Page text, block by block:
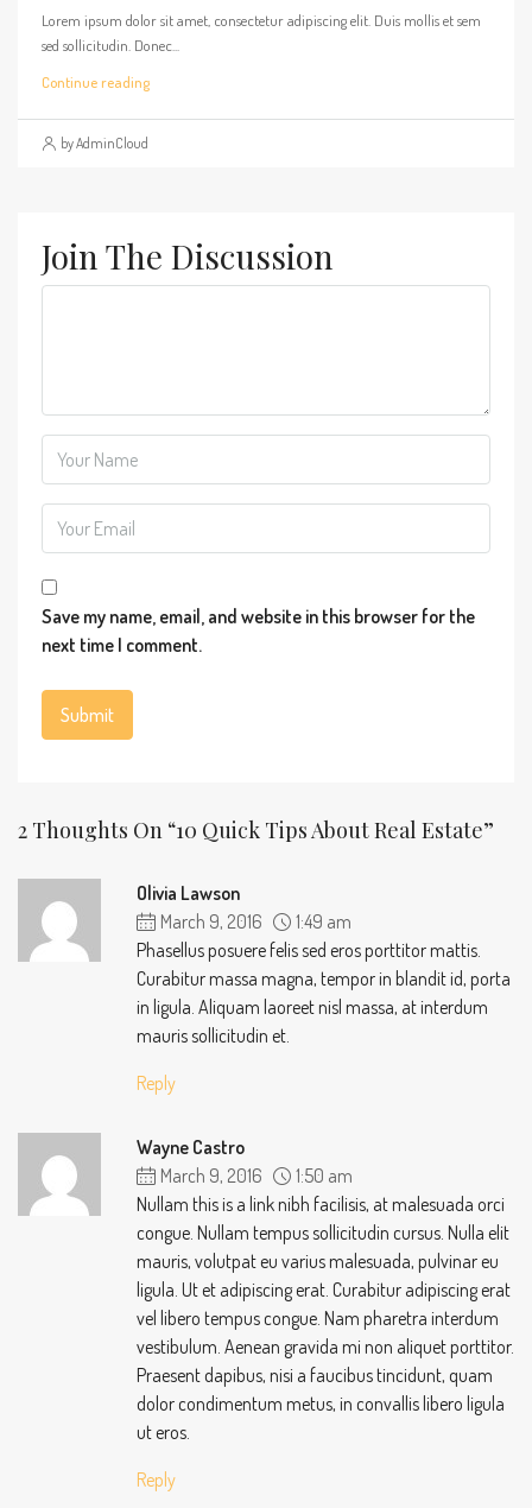
Lorem ipsum dolor sit amet, consectetur adipiscing elit. Duis mollis et sem
sed sollicitudin. Donec...
Continue reading
by AdminCloud
Join The Discussion
Save my name, email, and website in this browser for the
next time I comment.
2 Thoughts On “10 Quick Tips About Real Estate”
Olivia Lawson
March 9, 2016
1:49 am
Phasellus posuere felis sed eros porttitor mattis.
Curabitur massa magna, tempor in blandit id, porta
in ligula. Aliquam laoreet nisl massa, at interdum
mauris sollicitudin et.
Reply
Wayne Castro
March 9, 2016
1:50 am
Nullam this is a link nibh facilisis, at malesuada orci
congue. Nullam tempus sollicitudin cursus. Nulla elit
mauris, volutpat eu varius malesuada, pulvinar eu
ligula. Ut et adipiscing erat. Curabitur adipiscing erat
vel libero tempus congue. Nam pharetra interdum
vestibulum. Aenean gravida mi non aliquet porttitor.
Praesent dapibus, nisi a faucibus tincidunt, quam
dolor condimentum metus, in convallis libero ligula
ut eros.
Reply